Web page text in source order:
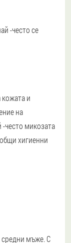
-често се
кожата и
на
често микозата
хигиенни
средни мъже. С